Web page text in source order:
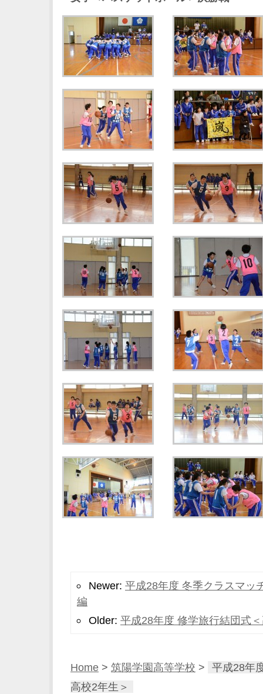
Newer: 平成28年度 冬季クラスマッ
編
Older: 平成28年度 修学旅行結団式
Home > 筑陽学園高等学校 >
平成28年
高校2年生＞